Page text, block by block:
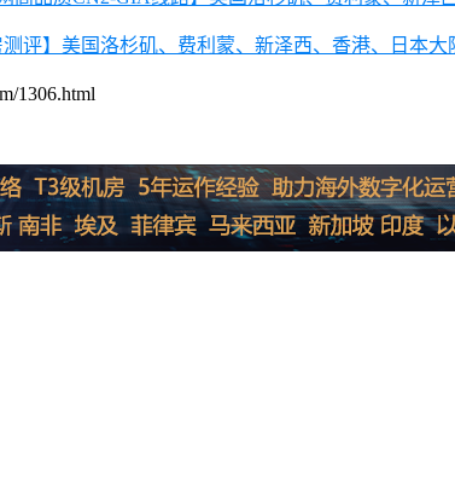
评】美国洛杉矶、费利蒙、新泽西、香港、日本
1306.html